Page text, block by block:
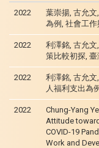
2022
葉崇揚, 古允
為例, 社會工
2022
利澤銘, 古允
策比較初探,
2022
利澤銘, 古允
人福利支出為
2022
Chung-Yang
Attitude
COVID-19
Work and